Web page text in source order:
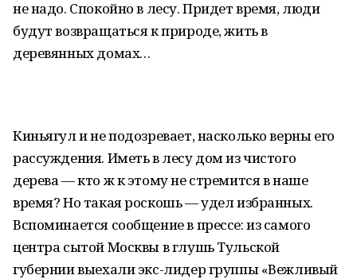
не надо. Спокойно в лесу. Придет время, люди
будут возвращаться к природе, жить в
деревянных домах…
Киньягул и не подозревает, насколько верны его
рассуждения. Иметь в лесу дом из чистого
дерева — кто ж к этому не стремится в наше
время? Но такая роскошь — удел избранных.
Вспоминается сообщение в прессе: из самого
центра сытой Москвы в глушь Тульской
губернии выехали экс-лидер группы «Вежливый